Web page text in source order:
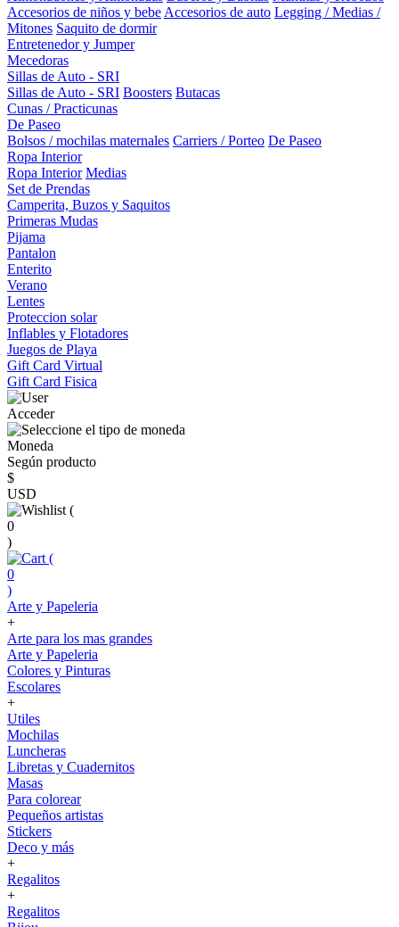
Accesorios de niños y bebe Accesorios de auto Legging / Medias /
Mitones Saquito de dormir
Entretenedor y Jumper
Mecedoras
Sillas de Auto - SRI
Sillas de Auto - SRI Boosters Butacas
Cunas / Practicunas
De Paseo
Bolsos / mochilas maternales Carriers / Porteo De Paseo
Ropa Interior
Ropa Interior Medias
Set de Prendas
Camperita, Buzos y Saquitos
Primeras Mudas
Pijama
Pantalon
Enterito
Verano
Lentes
Proteccion solar
Inflables y Flotadores
Juegos de Playa
Gift Card Virtual
Gift Card Fisica
Acceder
Moneda
Según producto
$
USD
(
0
)
(
0
)
Arte y Papeleria
+
Arte para los mas grandes
Arte y Papeleria
Colores y Pinturas
Escolares
+
Utiles
Mochilas
Luncheras
Libretas y Cuadernitos
Masas
Para colorear
Pequeños artistas
Stickers
Deco y más
+
Regalitos
+
Regalitos